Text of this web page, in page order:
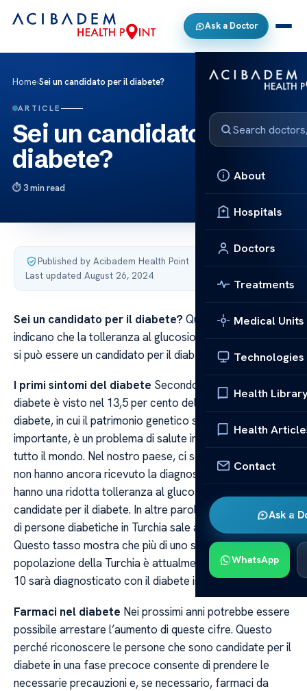
Ask a Doctor
About
Hospitals
Doctors
Treatments
Medical Units
Technologies
Health
Health
Contact
Ask a
WhatsApp
Home›Sei un candidato per il diabete?
ARTICLE
Sei un candidato per il
diabete?
3 min read
Published by Acibadem Health Point·
Last updated August 26, 2024
Sei un candidato per il diabete? Questi sintomi
indicano che la tolleranza al glucosio è compromessa e
si può essere un candidato per il diabete futuro.
I primi sintomi del diabete Secondo recenti studi, il
diabete è visto nel 13,5 per cento della popolazione. Il
diabete, in cui il patrimonio genetico svolge un ruolo
importante, è un problema di salute in rapido aumento in
tutto il mondo. Nel nostro paese, ci sono persone che
non hanno ancora ricevuto la diagnosi di diabete, ma
hanno una ridotta tolleranza al glucosio e sono
candidate per il diabete. In altre parole, il numero totale
di persone diabetiche in Turchia sale al 33 per cento.
Questo tasso mostra che più di uno su 10 della
popolazione della Turchia è attualmente diabetico e 2 su
10 sarà diagnosticato con il diabete in pochi anni.
Farmaci nel diabete Nei prossimi anni potrebbe essere
possibile arrestare l’aumento di queste cifre. Questo
perché riconoscere le persone che sono candidate per il
diabete in una fase precoce consente di prendere le
necessarie precauzioni e, se necessario, farmaci da